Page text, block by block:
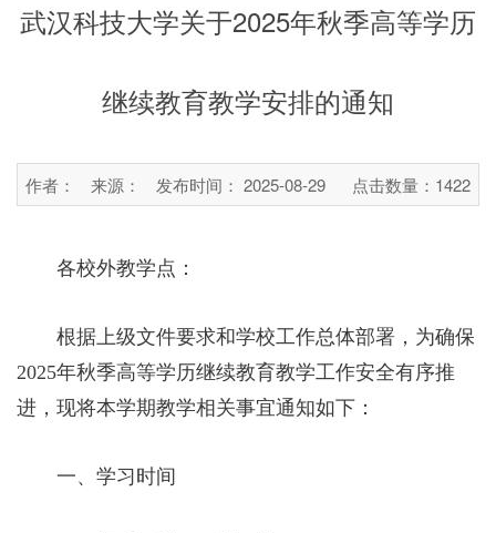
武汉科技大学关于2025年秋季高等学历
继续教育教学安排的通知
作者： 来源： 发布时间： 2025-08-29 点击数量： 1422
各校外教学点：
根据上级文件要求和学校工作总体部署，为确保
2025年秋季高等学历继续教育教学工作安全有序推
进，现将本学期教学相关事宜通知如下：
一、学习时间